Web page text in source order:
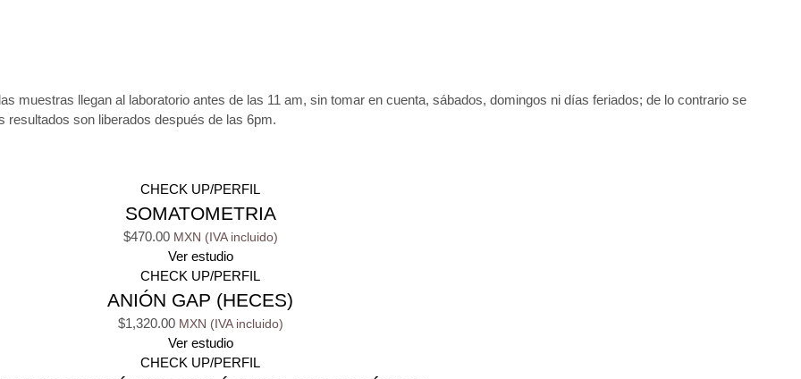
muestras llegan al laboratorio antes de las 11 am, sin tomar en cuenta, sábados, domingos ni días feriados; de lo contrario se
son liberados después de las 6pm.
CHECK UP/PERFIL
SOMATOMETRIA
$470.00
Ver estudio
CHECK UP/PERFIL
ANIÓN GAP (HECES)
$1,320.00
Ver estudio
CHECK UP/PERFIL